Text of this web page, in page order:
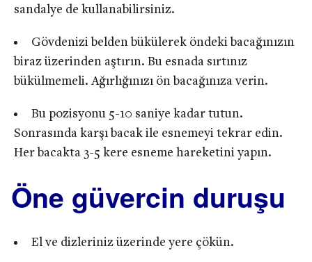
sandalye de kullanabilirsiniz.
Gövdenizi belden bükülerek öndeki bacağınızın
biraz üzerinden aştırın. Bu esnada sırtınız
bükülmemeli. Ağırlığınızı ön bacağınıza verin.
Bu pozisyonu 5-10 saniye kadar tutun.
Sonrasında karşı bacak ile esnemeyi tekrar edin.
Her bacakta 3-5 kere esneme hareketini yapın.
Öne güvercin duruşu
El ve dizleriniz üzerinde yere çökün.